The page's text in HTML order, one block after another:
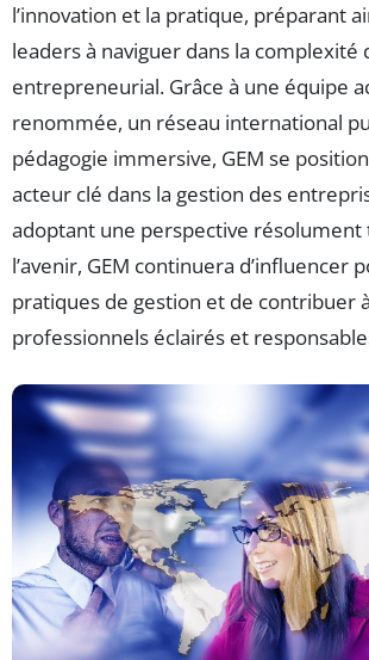
l’innovation et la pratique, préparant
leaders à naviguer dans la complexité
entrepreneurial. Grâce à une équipe
renommée, un réseau international
pédagogie immersive, GEM se
acteur clé dans la gestion des
adoptant une perspective résolument
l’avenir, GEM continuera d’influencer
pratiques de gestion et de contribuer
professionnels éclairés et